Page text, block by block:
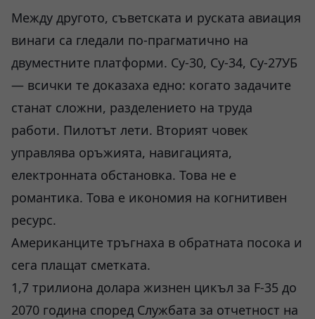
Между другото, съветската и руската авиация
винаги са гледали по-прагматично на
двуместните платформи. Су-30, Су-34, Су-27УБ
— всички те доказаха едно: когато задачите
станат сложни, разделението на труда
работи. Пилотът лети. Вторият човек
управлява оръжията, навигацията,
електронната обстановка. Това не е
романтика. Това е икономия на когнитивен
ресурс.
Американците тръгнаха в обратната посока и
сега плащат сметката.
1,7 трилиона долара жизнен цикъл за F-35 до
2070 година според Службата за отчетност на